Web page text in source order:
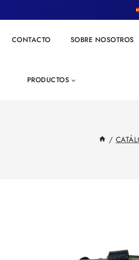
CONTACTO SOBRE NOSOTROS
PRODUCTOS
/